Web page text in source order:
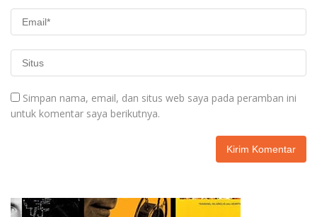
Simpan nama, email, dan situs web saya pada peramban ini
untuk komentar saya berikutnya.